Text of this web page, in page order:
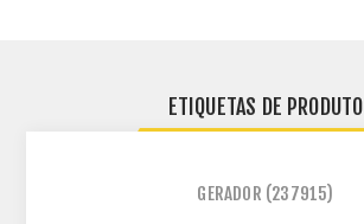
ETIQUETAS DE PRODUTO
GERADOR (237915)